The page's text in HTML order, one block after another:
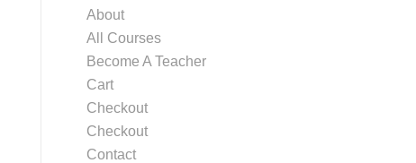
About
All Courses
Become A Teacher
Cart
Checkout
Checkout
Contact